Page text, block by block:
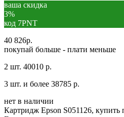
ваша скидка
3%
код 7PNT
40 826р.
покупай больше - плати меньше
2 шт. 40010 р.
3 шт. и более 38785 р.
нет в наличии
Картридж Epson S051126, купить